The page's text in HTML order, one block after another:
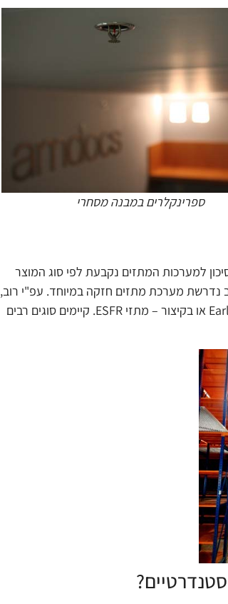
ספרינקלרים במבנה מסחרי
למערכות המתזים נקבעת לפי סוג המוצר
נדרשת מערכת מתזים חזקה במיוחד. עפ"י רוב,
במצבים אלה משתמשים במתזים מסוג Early Suppression Fast Response או בקיצור – מתזי ESFR. קיימים סוגים רבים